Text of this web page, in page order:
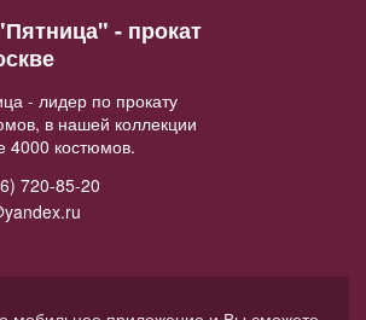
- прокат
- лидер по прокату
в нашей коллекции
4000 костюмов.
720-85-20